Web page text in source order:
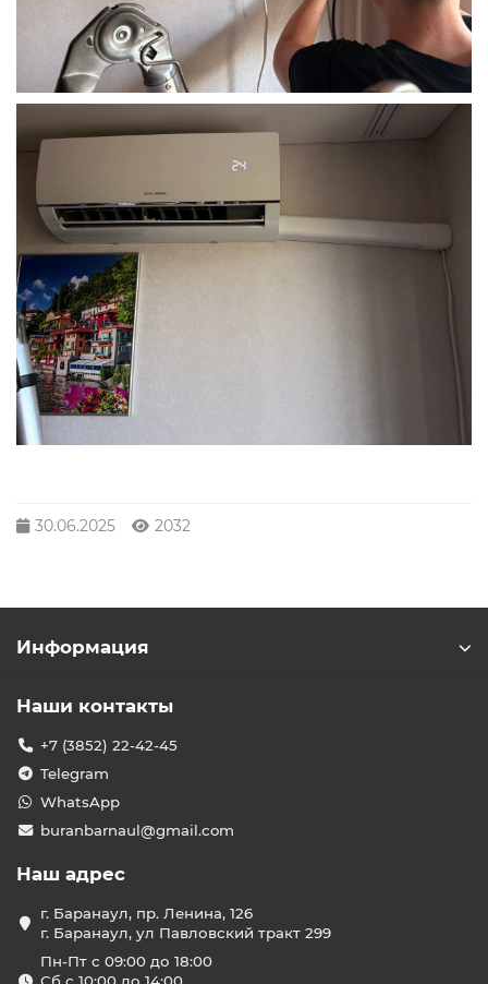
30.06.2025 2032
Информация
Наши контакты
+7 (3852) 22-42-45
Telegram
WhatsApp
buranbarnaul@gmail.com
Наш адрес
г. Баранаул, пр. Ленина, 126
г. Баранаул, ул Павловский тракт 299
Пн-Пт с 09:00 до 18:00